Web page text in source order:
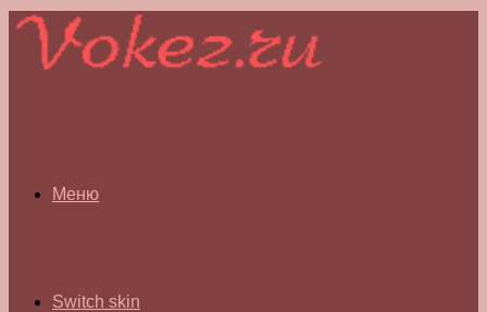
Меню
Switch skin